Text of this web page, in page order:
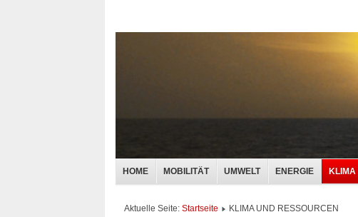
HOME MOBILITÄT UMWELT ENERGIE KLIMA
Aktuelle Seite: Startseite KLIMA UND RESSOURCEN